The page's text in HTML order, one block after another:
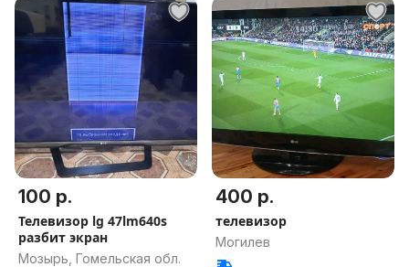
100 р.
Телевизор lg 47lm640s
разбит экран
Мозырь, Гомельская обл.
400 р.
телевизор
Могилев